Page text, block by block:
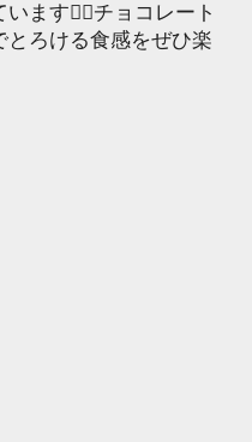
ます🙇‍♀️チョコレート
ろける食感をぜひ楽